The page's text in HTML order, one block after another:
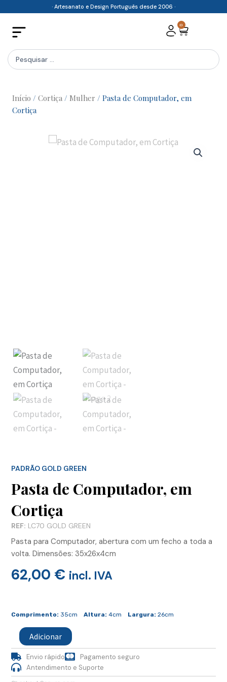
content
· Artesanato e Design Português desde 2006 ·
0
Cart
Search
...
Início / Cortiça / Mulher / Pasta de Computador, em
Cortiça
PADRÃO GOLD GREEN
Pasta de Computador, em
Cortiça
REF: LC70 GOLD GREEN
Pasta para Computador, abertura com um fecho a toda a
volta. Dimensões: 35x26x4cm
62,00 € incl. IVA
Comprimento: 35cm Altura: 4cm Largura: 26cm
Pasta
Computador,
em
Cortiça
Adicionar
Envio rápido
Pagamento seguro
Antendimento e Suporte